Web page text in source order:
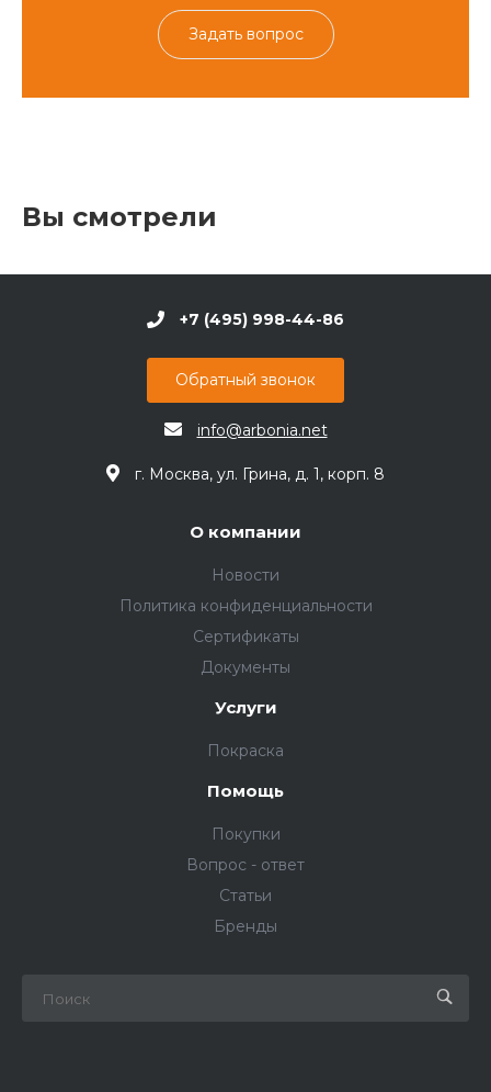
Задать вопрос
Вы смотрели
+7 (495) 998-44-86
Обратный звонок
info@arbonia.net
г. Москва, ул. Грина, д. 1, корп. 8
О компании
Новости
Политика конфиденциальности
Сертификаты
Документы
Услуги
Покраска
Помощь
Покупки
Вопрос - ответ
Статьи
Бренды